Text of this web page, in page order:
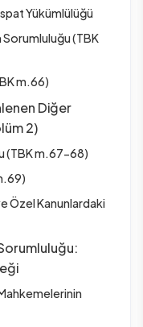
Yükümlülüğü
Sorumluluğu (TBK
m.66)
Diğer
2)
(TBK m.67-68)
Özel Kanunlardaki